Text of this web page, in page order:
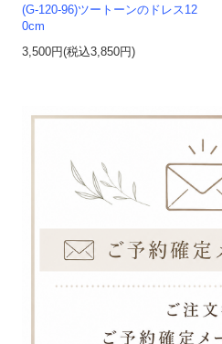
(G-120-96)ツートーンのドレス12
0cm
3,500円(税込3,850円)